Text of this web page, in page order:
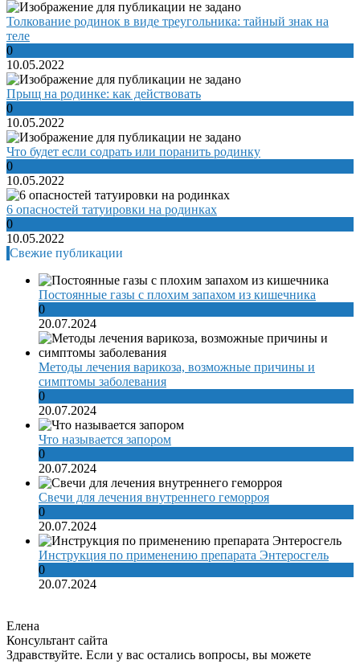
Толкование родинок в виде треугольника: тайный знак на
теле
0
10.05.2022
Прыщ на родинке: как действовать
0
10.05.2022
Что будет если содрать или поранить родинку
0
10.05.2022
6 опасностей татуировки на родинках
0
10.05.2022
Свежие публикации
Постоянные газы с плохим запахом из кишечника
0
20.07.2024
Методы лечения варикоза, возможные причины и
симптомы заболевания
0
20.07.2024
Что называется запором
0
20.07.2024
Свечи для лечения внутреннего геморроя
0
20.07.2024
Инструкция по применению препарата Энтеросгель
0
20.07.2024
Елена
Консультант сайта
Здравствуйте. Если у вас остались вопросы, вы можете